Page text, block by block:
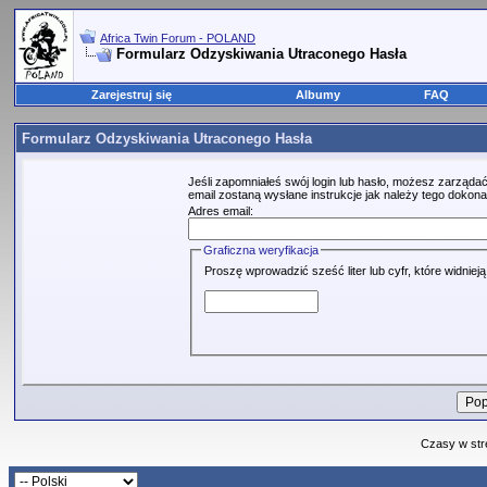
Africa Twin Forum - POLAND
Formularz Odzyskiwania Utraconego Hasła
Zarejestruj się Albumy FAQ
Formularz Odzyskiwania Utraconego Hasła
Jeśli zapomniałeś swój login lub hasło, możesz
email zostaną wysłane instrukcje jak należy tego
Adres email:
Graficzna weryfikacja
Proszę wprowadzić sześć liter lub cyfr, które
Czasy w